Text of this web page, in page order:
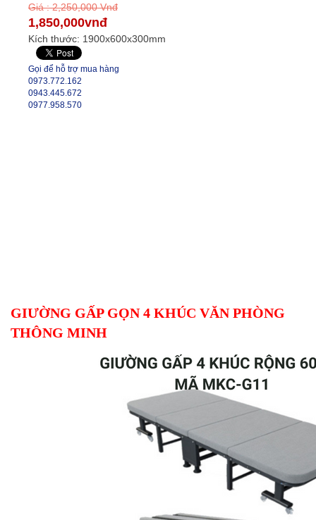
Giá : 2,250,000 Vnđ
1,850,000vnđ
Kích thước: 1900x600x300mm
Gọi để hỗ trợ mua hàng
0973.772.162
0943.445.672
0977.958.570
GIƯỜNG GẤP GỌN 4 KHÚC VĂN PHÒNG
THÔNG MINH